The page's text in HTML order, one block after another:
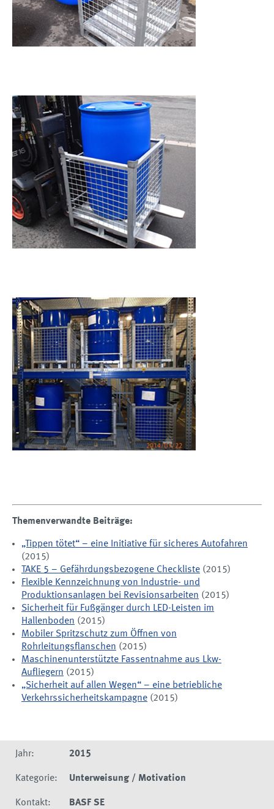
Themenverwandte Beiträge:
„Tippen tötet“ – eine Initiative für sicheres Autofahren
(2015)
TAKE 5 – Gefährdungsbezogene Checkliste (2015)
Flexible Kennzeichnung von Industrie- und
Produktionsanlagen bei Revisionsarbeiten (2015)
Sicherheit für Fußgänger durch LED-Leisten im
Hallenboden (2015)
Mobiler Spritzschutz zum Öffnen von
Rohrleitungsflanschen (2015)
Maschinenunterstützte Fassentnahme aus Lkw-
Aufliegern (2015)
„Sicherheit auf allen Wegen“ – eine betriebliche
Verkehrssicherheitskampagne (2015)
Jahr: 2015
Kategorie: Unterweisung / Motivation
Kontakt: BASF SE